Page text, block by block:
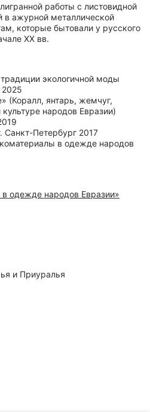
работы с листовидной
в ажурной металлической
которые бытовали у русского
ХХ вв.
экологичной моды
2025
(Коралл, янтарь, жемчуг,
народов Евразии)
Санкт-Петербург 2017
в одежде народов
одежде народов Евразии»
и Приуралья